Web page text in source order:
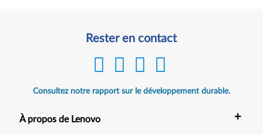
Rester en contact
Consultez notre rapport sur le développement durable.
À propos de Lenovo +